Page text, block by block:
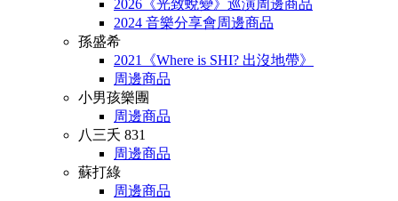
2026《光致蛻變》巡演周邊商品
2024 音樂分享會周邊商品
孫盛希
2021《Where is SHI? 出沒地帶》
周邊商品
小男孩樂團
周邊商品
八三夭 831
周邊商品
蘇打綠
周邊商品